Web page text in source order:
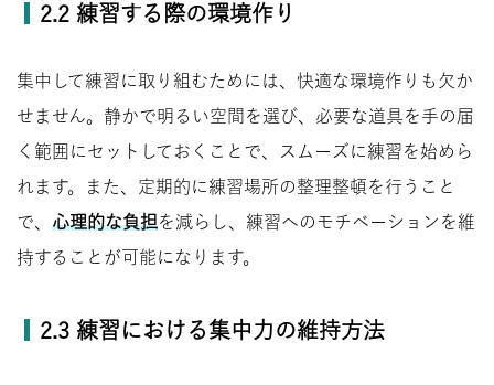
2.2 練習する際の環境作り
集中して練習に取り組むためには、快適な環境作りも欠か
せません。静かで明るい空間を選び、必要な道具を手の届
く範囲にセットしておくことで、スムーズに練習を始めら
れます。また、定期的に練習場所の整理整頓を行うこと
で、 心理的な負担を減らし、練習へのモチベーションを維
持することが可能になります。
2.3 練習における集中力の維持方法